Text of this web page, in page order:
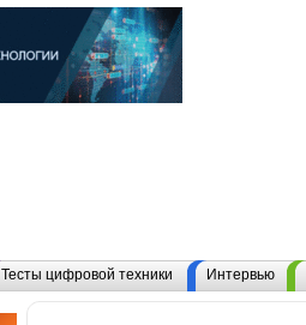
Тесты цифровой техники Интервью